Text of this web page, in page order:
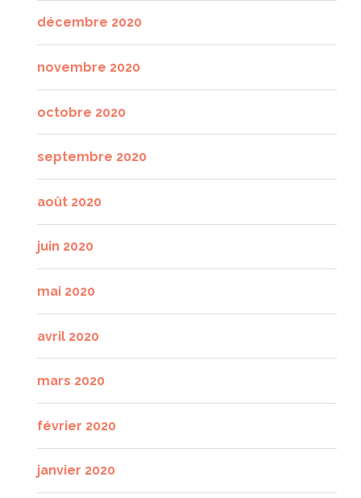
décembre 2020
novembre 2020
octobre 2020
septembre 2020
août 2020
juin 2020
mai 2020
avril 2020
mars 2020
février 2020
janvier 2020